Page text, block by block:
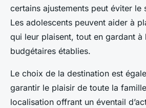
certains ajustements peut éviter le
Les adolescents peuvent aider à
qui leur plaisent, tout en gardant à
budgétaires établies.
Le choix de la destination est
garantir le plaisir de toute la
localisation offrant un éventail